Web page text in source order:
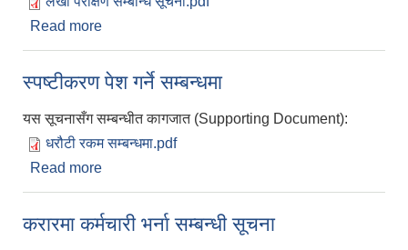
Read more
स्पष्टीकरण पेश गर्ने सम्बन्धमा
यस सूचनासँग सम्बन्धीत कागजात (Supporting Document):
धरौटी रकम सम्बन्धमा.pdf
Read more
करारमा कर्मचारी भर्ना सम्बन्धी सूचना